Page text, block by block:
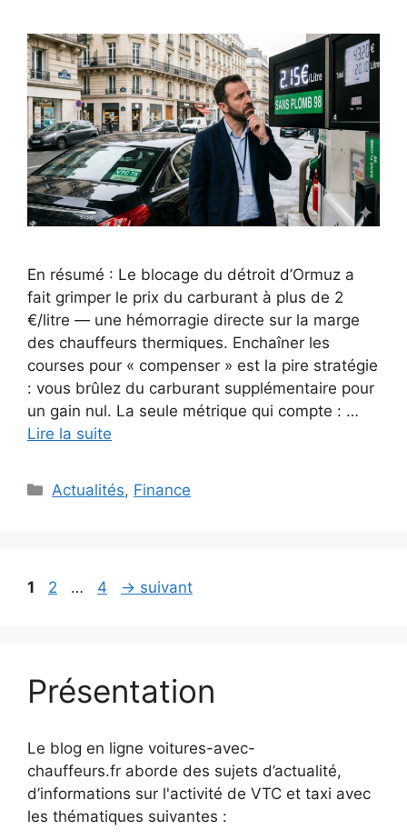
En résumé : Le blocage du détroit d’Ormuz a
fait grimper le prix du carburant à plus de 2
€/litre — une hémorragie directe sur la marge
des chauffeurs thermiques. Enchaîner les
courses pour « compenser » est la pire stratégie
: vous brûlez du carburant supplémentaire pour
un gain nul. La seule métrique qui compte : …
Lire la suite
Catégories
Actualités, Finance
Page
1 Page
2 … Page
4 → suivant
Présentation
Le blog en ligne voitures-avec-
chauffeurs.fr aborde des sujets d’actualité,
d’informations sur l'activité de VTC et taxi avec
les thématiques suivantes :